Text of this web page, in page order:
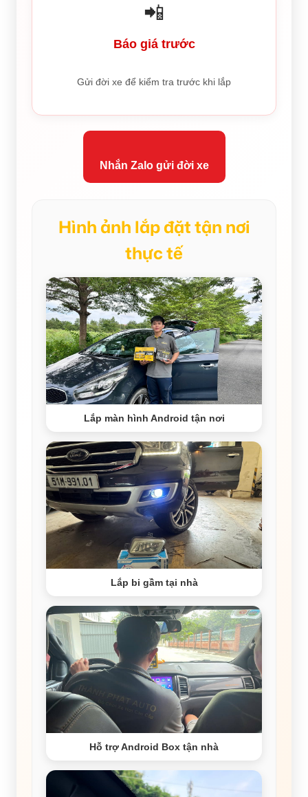
📲
Báo giá trước
Gửi đời xe để kiểm tra trước khi lắp
Nhắn Zalo gửi đời xe
Hình ảnh lắp đặt tận nơi
thực tế
Lắp màn hình Android tận nơi
Lắp bi gầm tại nhà
Hỗ trợ Android Box tận nhà